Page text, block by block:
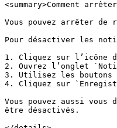
<summary>Comment
Vous pouvez arrêter de
Pour désactiver les
1. Cliquez sur l’icône
2. Ouvrez l’onglet
3. Utilisez les boutons
4. Cliquez sur
Vous pouvez aussi
être désactivés.